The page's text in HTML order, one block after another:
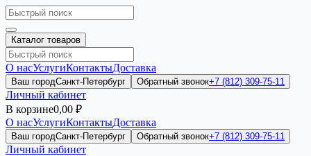
Каталог товаров
О насУслугиКонтактыДоставка
Ваш городСанкт-Петербург Обратный звонок+7 (812) 309-75-11
Личный кабинет
В корзине0,00 ₽
О насУслугиКонтактыДоставка
Ваш городСанкт-Петербург Обратный звонок+7 (812) 309-75-11
Личный кабинет